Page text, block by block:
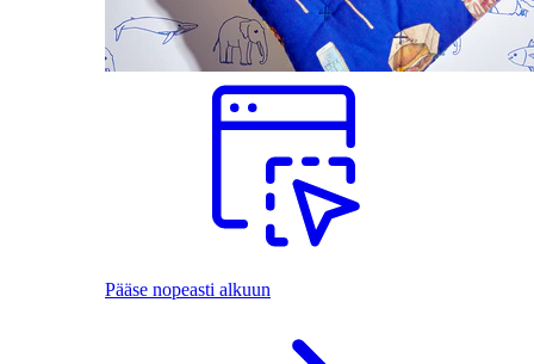
Pääse nopeasti alkuun